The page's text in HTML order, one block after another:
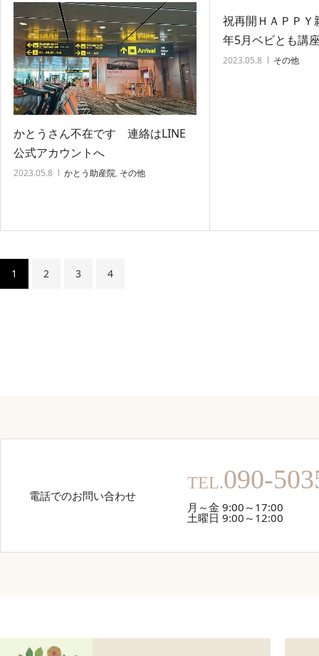
かとうさん不在です 連絡はLINE
公式アカウントへ
2023.05.8 かとう助産院, その他
祝再開ＨＡＰＰＹ
年5月ベビとも講
2023.05.8 その他
1 2 3 4
電話でのお問い合わせ
TEL.090-
月～金 9:00～17:00
土曜日 9:00～12:00